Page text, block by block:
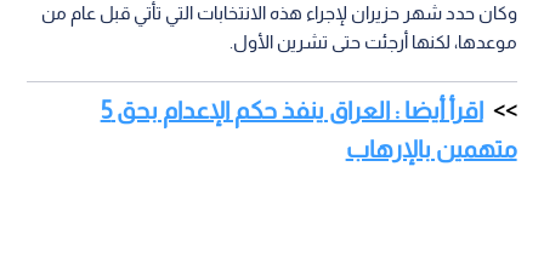
وكان حدد شهر حزيران لإجراء هذه الانتخابات التي تأتي قبل عام من
موعدها، لكنها أرجئت حتى تشرين الأول.
اقرأ أيضا : العراق ينفذ حكم الإعدام بحق 5
متهمين بالإرهاب